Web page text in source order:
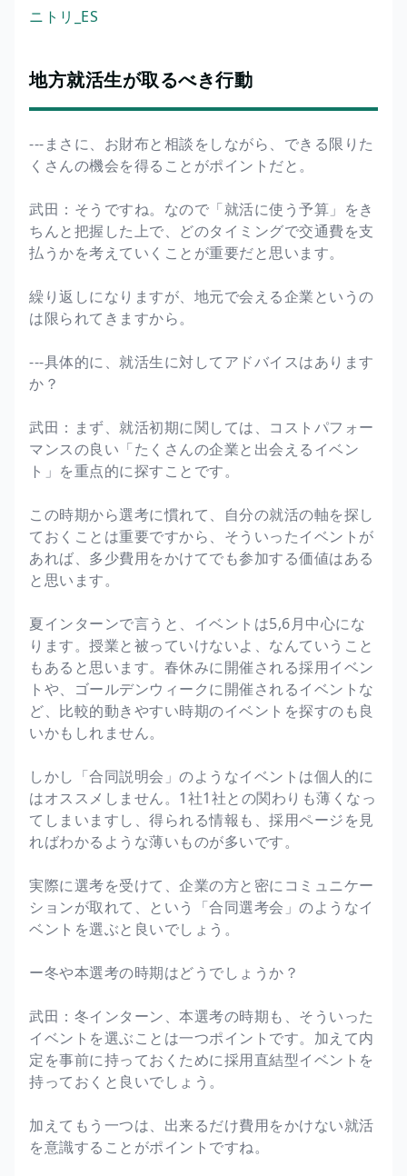
ニトリ_ES
地方就活生が取るべき行動
---まさに、お財布と相談をしながら、できる限りた
くさんの機会を得ることがポイントだと。
武田：そうですね。なので「就活に使う予算」をき
ちんと把握した上で、どのタイミングで交通費を支
払うかを考えていくことが重要だと思います。
繰り返しになりますが、地元で会える企業というの
は限られてきますから。
---具体的に、就活生に対してアドバイスはあります
か？
武田：まず、就活初期に関しては、コストパフォー
マンスの良い「たくさんの企業と出会えるイベン
ト」を重点的に探すことです。
この時期から選考に慣れて、自分の就活の軸を探し
ておくことは重要ですから、そういったイベントが
あれば、多少費用をかけてでも参加する価値はある
と思います。
夏インターンで言うと、イベントは5,6月中心にな
ります。授業と被っていけないよ、なんていうこと
もあると思います。春休みに開催される採用イベン
トや、ゴールデンウィークに開催されるイベントな
ど、比較的動きやすい時期のイベントを探すのも良
いかもしれません。
しかし「合同説明会」のようなイベントは個人的に
はオススメしません。1社1社との関わりも薄くなっ
てしまいますし、得られる情報も、採用ページを見
ればわかるような薄いものが多いです。
実際に選考を受けて、企業の方と密にコミュニケー
ションが取れて、という「合同選考会」のようなイ
ベントを選ぶと良いでしょう。
ー冬や本選考の時期はどうでしょうか？
武田：冬インターン、本選考の時期も、そういった
イベントを選ぶことは一つポイントです。加えて内
定を事前に持っておくために採用直結型イベントを
持っておくと良いでしょう。
加えてもう一つは、出来るだけ費用をかけない就活
を意識することがポイントですね。